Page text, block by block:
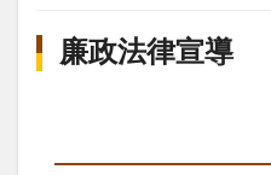
廉政法律宣導